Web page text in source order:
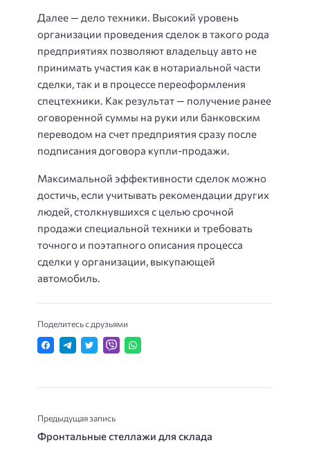
Далее — дело техники. Высокий уровень
организации проведения сделок в такого рода
предприятиях позволяют владельцу авто не
принимать участия как в нотариальной части
сделки, так и в процессе переоформления
спецтехники. Как результат — получение ранее
оговоренной суммы на руки или банковским
переводом на счет предприятия сразу после
подписания договора купли-продажи.
Максимальной эффективности сделок можно
достичь, если учитывать рекомендации других
людей, столкнувшихся с целью срочной
продажи специальной техники и требовать
точного и поэтапного описания процесса
сделки у организации, выкупающей
автомобиль.
Поделитесь с друзьями
Предыдущая запись
Фронтальные стеллажи для склада